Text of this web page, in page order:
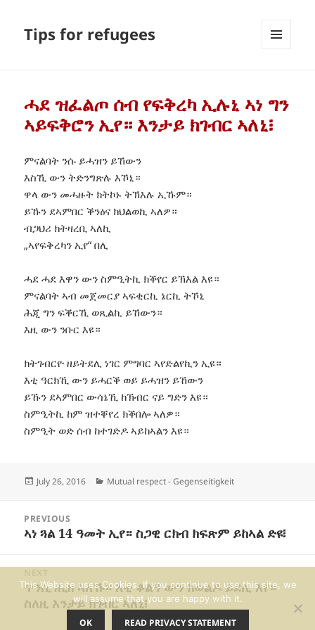
Tips for refugees
ሓደ ዝፈልጦ ሰብ የፍቅረካ ኢሉኒ ኣነ ግን
ኣይፍቅሮን ኢየ። እንታይ ክገብር ኣለኒ፧
ምናልባት ንሱ ይሓዝን ይኸውን
እስኺ ውን ትድንግጽሉ እኾኒ።
ዋላ ውን መሓዙት ክትኮኑ ትኽእሉ ኢኹም።
ይኹን ደኣምበር ቕንዕና ክህልወኪ ኣለዎ።
ብጋህሪ ክትዛረቢ ኣለኪ
„ኣየፍቅረካን ኢየ“ በሊ
ሓደ ሓደ እዋን ውን ስምዒትኪ ክቕየር ይኽእል እዩ።
ምናልባት ኣብ መጀመርያ ኣፍቂርኪ ኔርኪ ትኾኒ
ሕጂ ግን ፍቕርኺ ወጺልኪ ይኸውን።
እዚ ውን ንቡር እዩ።
ክትገብርዮ ዘይትደሊ ነገር ምግባር ኣየድልየኪን ኢዩ።
እቲ ዓርክኺ ውን ይሓርቕ ወይ ይሓዝን ይኸውን
ይኹን ደኣምበር ውሳኔኺ ከኽብር ናይ ግድን እዩ።
ስምዒትኪ ከም ዝተቐየረ ክቕበሎ ኣለዎ።
ስምዒት ወድ ሰብ ከተገድዶ ኣይከኣልን እዩ።
Posted
July 26, 2016 Categories
Mutual respect - Gegenseitigkeit
navigation
PREVIOUS
Previous
ኣነ ጓል 14 ዓመት ኢየ። ስጋዊ ርክብ ክፍጽም ይከኣል ድዩ፧
Next
post:
ጥንሲ ሒዘ ኣለኹ። እቲ ቆልዓ ውን ክወልዶ ይደሊ እየ።
ስለዚ እንታይ ክገብር ኣለኒ፧
This Website uses Cookies. If you continue to use this site, we
will assume that you are happy with it.
OK READ PRIVACY STATEMENT